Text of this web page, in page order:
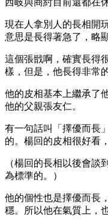
現在人拿別人的長相開
意思是長得著急了，略
這個張戩啊，確實長得
樣，但是，他長得非常
他的皮相基本上繼承了
他的父親張友仁。
有一句話叫「擇優而長
的。楊回的皮相很好看
（楊回的長相以後會談
為標準的。）
他的個性也是擇優而長
穩。所以他在氣質上，